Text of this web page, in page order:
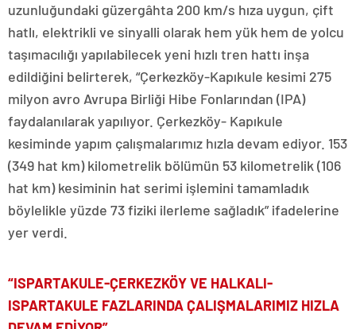
uzunluğundaki güzergâhta 200 km/s hıza uygun, çift
hatlı, elektrikli ve sinyalli olarak hem yük hem de yolcu
taşımacılığı yapılabilecek yeni hızlı tren hattı inşa
edildiğini belirterek, “Çerkezköy-Kapıkule kesimi 275
milyon avro Avrupa Birliği Hibe Fonlarından (IPA)
faydalanılarak yapılıyor. Çerkezköy- Kapıkule
kesiminde yapım çalışmalarımız hızla devam ediyor. 153
(349 hat km) kilometrelik bölümün 53 kilometrelik (106
hat km) kesiminin hat serimi işlemini tamamladık
böylelikle yüzde 73 fiziki ilerleme sağladık” ifadelerine
yer verdi.
“ISPARTAKULE-ÇERKEZKÖY VE HALKALI-
ISPARTAKULE FAZLARINDA ÇALIŞMALARIMIZ HIZLA